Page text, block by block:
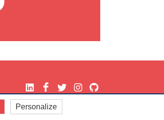
Personalize